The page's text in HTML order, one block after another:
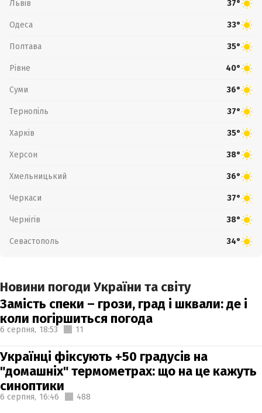
Львів 37°
Одеса 33°
Полтава 35°
Рівне 40°
Суми 36°
Тернопіль 37°
Харків 35°
Херсон 38°
Хмельницький 36°
Черкаси 37°
Чернігів 38°
Севастополь 34°
Новини погоди України та світу
Замість спеки – грози, град і шквали: де і
коли погіршиться погода
6 серпня, 18:53 11
Українці фіксують +50 градусів на
"домашніх" термометрах: що на це кажуть
синоптики
6 серпня, 16:46 488